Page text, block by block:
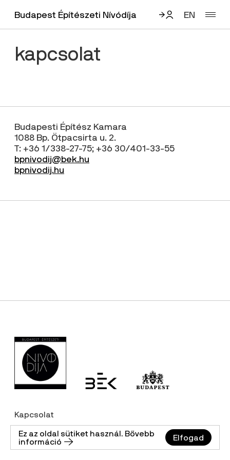
Budapest Építészeti Nívódíja
Email
Jelszó
Elfelejtett jelszó
Először van itt?
EN
kapcsolat
Budapesti Építész Kamara
1088 Bp. Ötpacsirta u. 2.
T: +36 1/338-27-75; +36 30/401-33-55
bpnivodij@bek.hu
bpnivodij.hu
Kapcsolat
Adatkezelési tájékoztató
Impresszum
Ez az oldal sütiket használ. Bővebb
információ 🡢
Elfogad